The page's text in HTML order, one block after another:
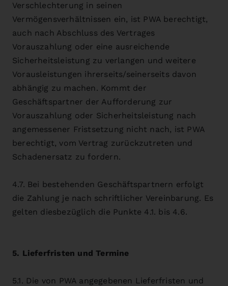
Verschlechterung in seinen
Vermögensverhältnissen ein, ist PWA berechtigt,
auch nach Abschluss des Vertrages
Vorauszahlung oder eine ausreichende
Sicherheitsleistung zu verlangen und weitere
Vorausleistungen ihrerseits/seinerseits davon
abhängig zu machen. Kommt der
Geschäftspartner der Aufforderung zur
Vorauszahlung oder Sicherheitsleistung nach
angemessener Fristsetzung nicht nach, ist PWA
berechtigt, vom Vertrag zurückzutreten und
Schadenersatz zu fordern.
4.7. Bei bestehenden Geschäftspartnern erfolgt
die Zahlung je nach schriftlicher Vereinbarung. Es
gelten diesbezüglich die Punkte 4.1. bis 4.6.
5. Lieferfristen und Termine
5.1. Die von PWA angegebenen Lieferfristen und